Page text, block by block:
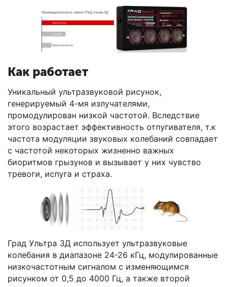
Как работает
Уникальный ультразвуковой рисунок,
генерируемый 4-мя излучателями,
промодулирован низкой частотой. Вследствие
этого возрастает эффективность отпугивателя, т.к
частота модуляции звуковых колебаний совпадает
с частотой некоторых жизненно важных
биоритмов грызунов и вызывает у них чувство
тревоги, испуга и страха.
Град Ультра 3Д использует ультразвуковые
колебания в диапазоне 24-26 кГц, модулированные
низкочастотным сигналом с изменяющимся
рисунком от 0,5 до 4000 Гц, а также второй